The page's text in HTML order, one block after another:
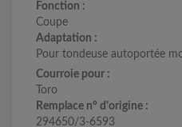
Fonction :
Coupe
Adaptation :
Pour tondeuse autoportée
Courroie pour :
Toro
Remplace n° d'origine :
294650/3-6593